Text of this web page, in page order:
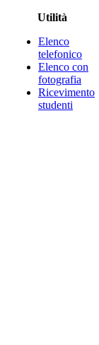
Utilità
Elenco
telefonico
Elenco con
fotografia
Ricevimento
studenti